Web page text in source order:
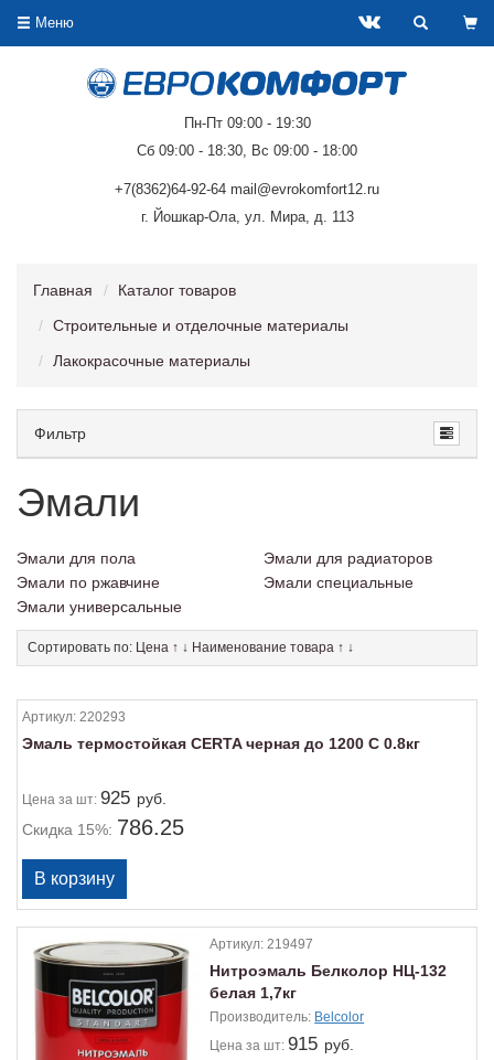
Меню
Пн-Пт 09:00 - 19:30
Сб 09:00 - 18:30, Вс 09:00 - 18:00
+7(8362)64-92-64 mail@evrokomfort12.ru
г. Йошкар-Ола, ул. Мира, д. 113
Главная
Каталог товаров
Строительные и отделочные материалы
Лакокрасочные материалы
Фильтр
Эмали
Эмали для пола
Эмали для радиаторов
Эмали по ржавчине
Эмали специальные
Эмали универсальные
Сортировать по: Цена ↑ ↓ Наименование товара ↑ ↓
Артикул: 220293
Эмаль термостойкая CERTA черная до 1200 С 0.8кг
Цена за шт: 925 руб.
Скидка 15%: 786.25
Артикул:219497
Нитроэмаль Белколор НЦ-132
белая 1,7кг
Производитель: Belcolor
Цена за шт:915 руб.